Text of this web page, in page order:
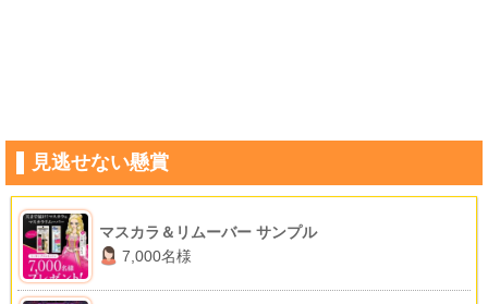
見逃せない懸賞
マスカラ＆リムーバー サンプル
7,000名様